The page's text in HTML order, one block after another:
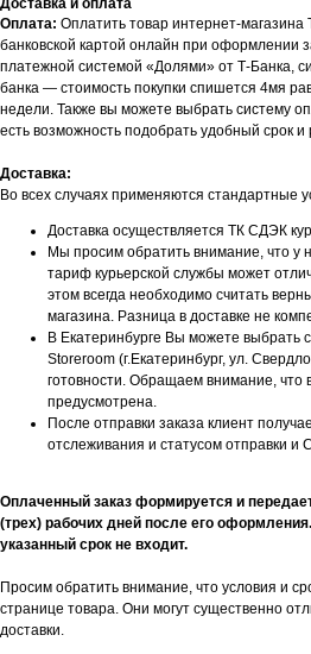
Доставка и оплата
Оплата: Оплатить товар интернет-магазина
банковской картой онлайн при оформлении
платежной системой «Долями» от Т-Банка,
банка — стоимость покупки спишется 4мя
недели. Также вы можете выбрать систему
есть возможность подобрать удобный срок
Доставка:
Во всех случаях применяются стандартные
Доставка осуществляется ТК СДЭК
Мы просим обратить внимание, что у
тариф курьерской службы может
этом всегда необходимо считать
магазина. Разница в доставке не
В Екатеринбурге Вы можете выбрать
Storeroom (г.Екатеринбург, ул.
готовности. Обращаем внимание, что
предусмотрена.
После отправки заказа клиент
отслеживания и статусом отправки и
Оплаченный заказ формируется и
(трех) рабочих дней после его
указанный срок не входит.
Просим обратить внимание, что условия и
странице товара. Они могут существенно
доставки.
БУДЬТЕ В КУРСЕ НАШИХ
НОВИНОК И АКЦИЙ